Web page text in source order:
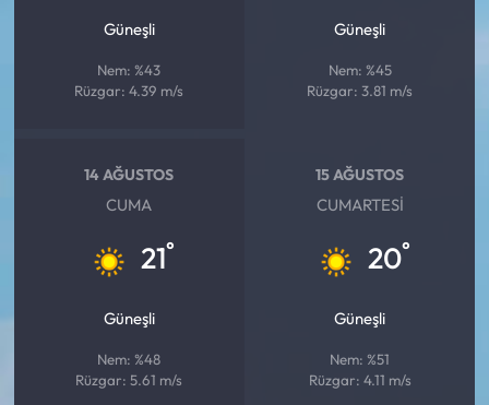
Güneşli
Nem: %43
Rüzgar: 4.39 m/s
Güneşli
Nem: %45
Rüzgar: 3.81 m/s
14 AĞUSTOS
CUMA
21°
Güneşli
Nem: %48
Rüzgar: 5.61 m/s
15 AĞUSTOS
CUMARTESI
20°
Güneşli
Nem: %51
Rüzgar: 4.11 m/s